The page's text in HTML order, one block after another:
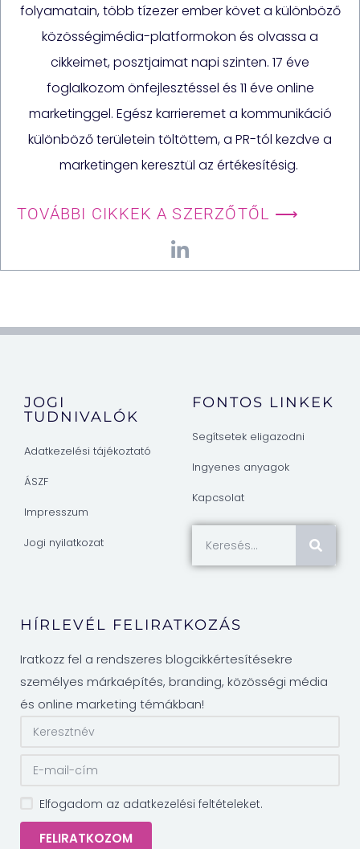
folyamatain, több tízezer ember követ a különböző
közösségimédia-platformokon és olvassa a
cikkeimet, posztjaimat napi szinten. 17 éve
foglalkozom önfejlesztéssel és 11 éve online
marketinggel. Egész karrieremet a kommunikáció
különböző területein töltöttem, a PR-tól kezdve a
marketingen keresztül az értékesítésig.
TOVÁBBI CIKKEK A SZERZŐTŐL ⟶
JOGI
TUDNIVALÓK
Adatkezelési tájékoztató
ÁSZF
Impresszum
Jogi nyilatkozat
FONTOS LINKEK
Segítsetek eligazodni
Ingyenes anyagok
Kapcsolat
HÍRLEVÉL FELIRATKOZÁS
Iratkozz fel a rendszeres blogcikkértesítésekre
személyes márkaépítés, branding, közösségi média
és online marketing témákban!
Elfogadom az adatkezelési feltételeket.
FELIRATKOZOM